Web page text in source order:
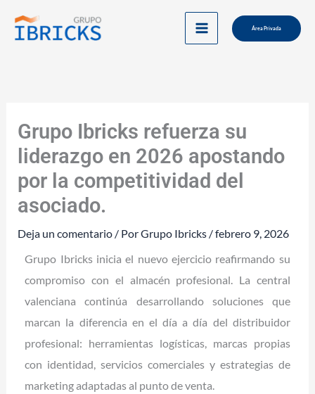
Área Privada
Grupo Ibricks refuerza su
liderazgo en 2026 apostando
por la competitividad del
asociado.
Deja un comentario / PorGrupo Ibricks /febrero 9, 2026
Grupo Ibricks inicia el nuevo ejercicio reafirmando su
compromiso con el almacén profesional. La central
valenciana continúa desarrollando soluciones que
marcan la diferencia en el día a día del distribuidor
profesional: herramientas logísticas, marcas propias
con identidad, servicios comerciales y estrategias de
marketing adaptadas al punto de venta.